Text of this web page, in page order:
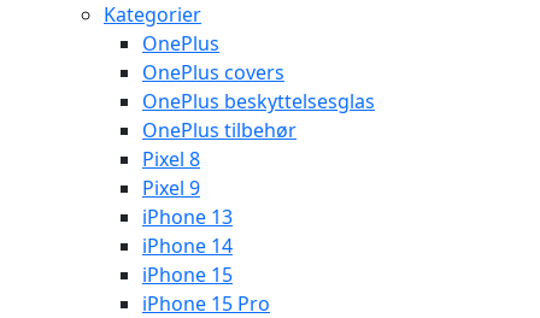
Kategorier
OnePlus
OnePlus covers
OnePlus beskyttelsesglas
OnePlus tilbehør
Pixel 8
Pixel 9
iPhone 13
iPhone 14
iPhone 15
iPhone 15 Pro